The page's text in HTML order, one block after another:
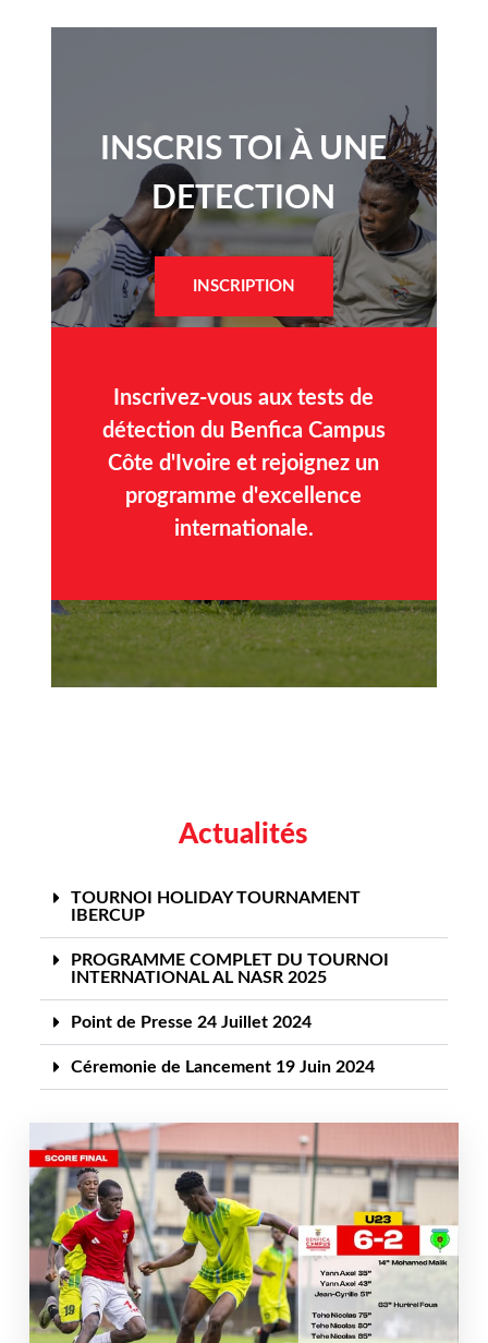
INSCRIS TOI À UNE
DETECTION​
INSCRIPTION
Inscrivez-vous aux tests de
détection du Benfica Campus
Côte d'Ivoire et rejoignez un
programme d'excellence
internationale.
Actualités
TOURNOI HOLIDAY TOURNAMENT
IBERCUP
PROGRAMME COMPLET DU TOURNOI
INTERNATIONAL AL NASR 2025
Point de Presse 24 Juillet 2024
Céremonie de Lancement 19 Juin 2024